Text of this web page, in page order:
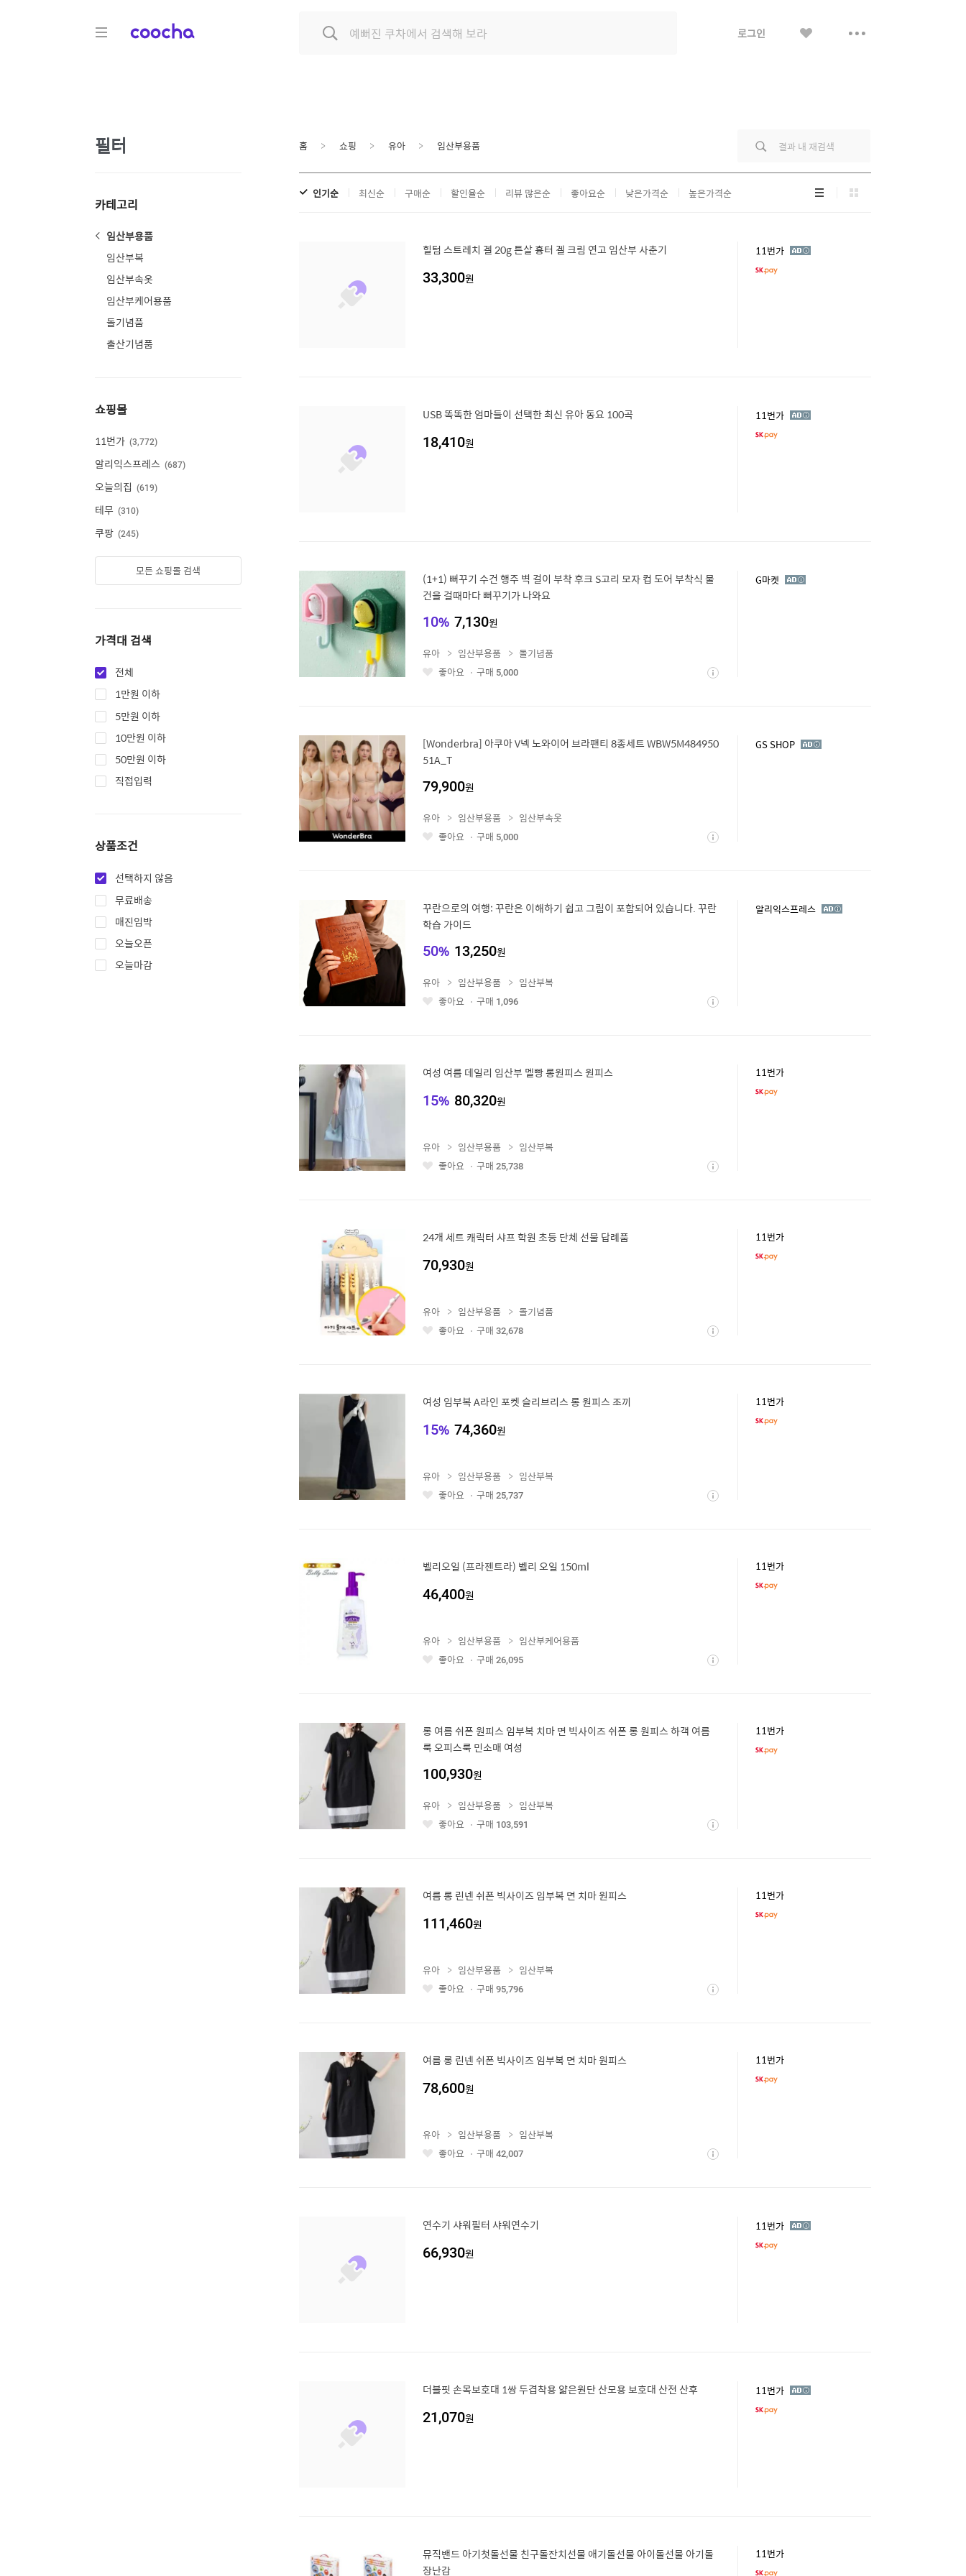
COOCHA 로그인 보
필터
카테고리
임산부용품
임산부복
임산부속옷
임산부케어용품
돌기념품
출산기념품
쇼핑몰
11번가 3,772
알리익스프레스 687
오늘의집 619
테무 310
쿠팡 245
모든 쇼핑몰 검색
가격대 검색
전체
1만원 이하
5만원 이하
10만원 이하
50만원 이하
직접입력
상품조건
선택하지 않음
무료배송
매진임박
오늘오픈
오늘마감
홈 쇼핑 유아 임산부용품
인기순 최신순 구매순 할인율순 리뷰 많은순 좋아요순 낮은가격순 높은가격순 리
스
그
리
힐텀 스트레치 겔 20g 튼살 흉터 겔 크림 연고 임산부 사춘기
33,300원
11번가 광
USB 똑똑한 엄마들이 선택한 최신 유아 동요 100곡
18,410원
11번가 광
(1+1) 뻐꾸기 수건 행주 벽 걸이 부착 후크 S고리 모자 컵 도어 부착식 물
건을 걸때마다 뻐꾸기가 나와요
10% 7,130원
G마켓 광
좋 상
유아 임산부용품
돌기념품
좋아요
구매 5,000
[Wonderbra] 아쿠아 V넥 노와이어 브라팬티 8종세트 WBW5M484950
51A_T
79,900원
GS SHOP 광
좋 상
유아 임산부용품
임산부속옷
좋아요
구매 5,000
꾸란으로의 여행: 꾸란은 이해하기 쉽고 그림이 포함되어 있습니다. 꾸란
학습 가이드
50% 13,250원
알리익스프레스 광
좋 상
유아 임산부용품
임산부복
좋아요
구매 1,096
여성 여름 데일리 임산부 멜빵 롱원피스 원피스
15% 80,320원
11번가
좋 상
유아 임산부용품
임산부복
좋아요
구매 25,738
24개 세트 캐릭터 샤프 학원 초등 단체 선물 답례품
70,930원
11번가
좋 상
유아 임산부용품
돌기념품
좋아요
구매 32,678
여성 임부복 A라인 포켓 슬리브리스 롱 원피스 조끼
15% 74,360원
11번가
좋 상
유아 임산부용품
임산부복
좋아요
구매 25,737
벨리오일 (프라젠트라) 벨리 오일 150ml
46,400원
11번가
좋 상
유아 임산부용품
임산부케어용품
좋아요
구매 26,095
롱 여름 쉬폰 원피스 임부복 치마 면 빅사이즈 쉬폰 롱 원피스 하객 여름
룩 오피스룩 민소매 여성
100,930원
11번가
좋 상
유아 임산부용품
임산부복
좋아요
구매 103,591
여름 롱 린넨 쉬폰 빅사이즈 임부복 면 치마 원피스
111,460원
11번가
좋 상
유아 임산부용품
임산부복
좋아요
구매 95,796
여름 롱 린넨 쉬폰 빅사이즈 임부복 면 치마 원피스
78,600원
11번가
좋 상
유아 임산부용품
임산부복
좋아요
구매 42,007
연수기 샤워필터 샤워연수기
66,930원
11번가 광
더블핏 손목보호대 1쌍 두겹착용 얇은원단 산모용 보호대 산전 산후
21,070원
11번가 광
뮤직밴드 아기첫돌선물 친구돌잔치선물 애기돌선물 아이돌선물 아기돌
장난감
11번가